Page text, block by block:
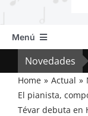
Menú
Inicio
Actual
Artículos
Novedades
Home Actual
El pianista,
Tévar debuta en